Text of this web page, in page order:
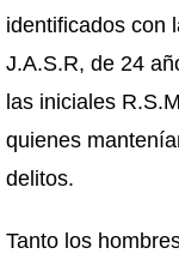
identificados con
J.A.S.R, de 24
las iniciales
quienes
delitos.
Tanto los